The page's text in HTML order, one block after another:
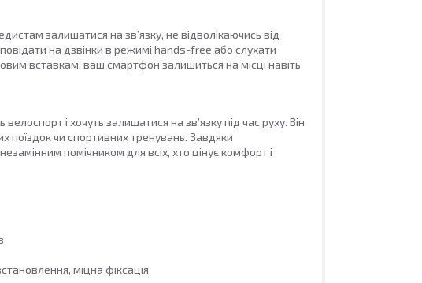
залишатися на зв’язку, не відволікаючись від
на дзвінки в режимі hands-free або слухати
вставкам, ваш смартфон залишиться на місці навіть
і хочуть залишатися на зв’язку під час руху. Він
поїздок чи спортивних тренувань. Завдяки
помічником для всіх, хто цінує комфорт і
міцна фіксація